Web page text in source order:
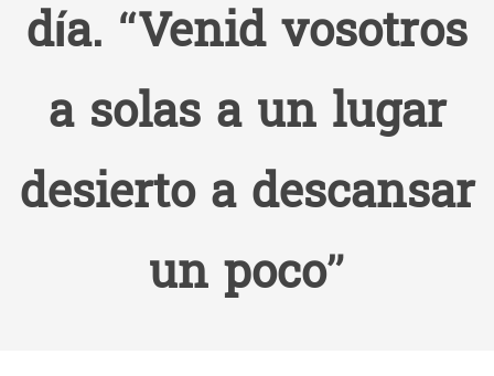
día. “Venid vosotros
a solas a un lugar
desierto a descansar
un poco”